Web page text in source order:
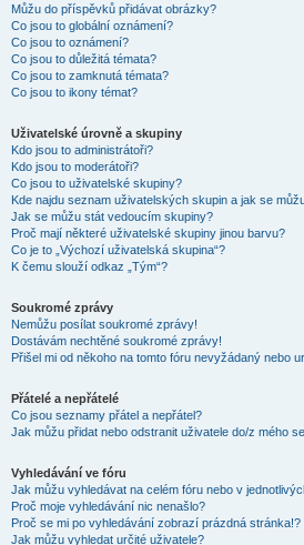
Můžu do příspěvků přidávat obrázky?
Co jsou to globální oznámení?
Co jsou to oznámení?
Co jsou to důležitá témata?
Co jsou to zamknutá témata?
Co jsou to ikony témat?
Uživatelské úrovně a skupiny
Kdo jsou to administrátoři?
Kdo jsou to moderátoři?
Co jsou to uživatelské skupiny?
Kde najdu seznam uživatelských skupin a jak se
Jak se můžu stát vedoucím skupiny?
Proč mají některé uživatelské skupiny jinou barvu?
Co je to „Výchozí uživatelská skupina“?
K čemu slouží odkaz „Tým“?
Soukromé zprávy
Nemůžu posílat soukromé zprávy!
Dostávám nechtěné soukromé zprávy!
Přišel mi od někoho na tomto fóru nevyžádaný nebo
Přátelé a nepřátelé
Co jsou seznamy přátel a nepřátel?
Jak můžu přidat nebo odstranit uživatele do/z mého
Vyhledávání ve fóru
Jak můžu vyhledávat na celém fóru nebo v
Proč moje vyhledávání nic nenašlo?
Proč se mi po vyhledávání zobrazí prázdná stránka!?
Jak můžu vyhledat určité uživatele?